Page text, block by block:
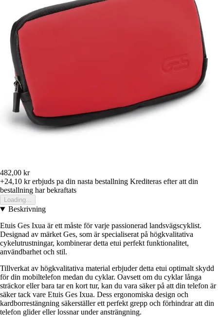
482,00 kr
+24,10 krerbjuds pa din nasta bestallning Krediteras efter att din
bestallning har bekraftats
Loading...
Beskrivning
Etuis Ges Ixua är ett måste för varje passionerad landsvägscyklist.
Designad av märket Ges, som är specialiserat på högkvalitativa
cykelutrustningar, kombinerar detta etui perfekt funktionalitet,
användbarhet och stil.
Tillverkat av högkvalitativa material erbjuder detta etui optimalt skydd
för din mobiltelefon medan du cyklar. Oavsett om du cyklar långa
sträckor eller bara tar en kort tur, kan du vara säker på att din telefon är
säker tack vare Etuis Ges Ixua. Dess ergonomiska design och
kardborrestängning säkerställer ett perfekt grepp och förhindrar att din
telefon glider eller lossnar under ansträngning.